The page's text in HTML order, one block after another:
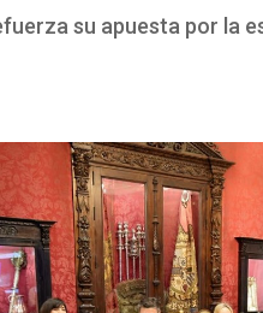
su apuesta por la